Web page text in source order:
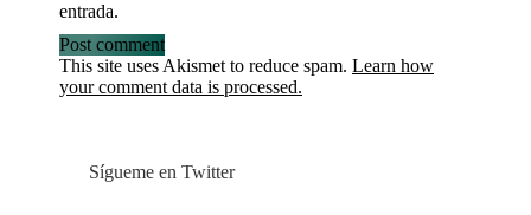
entrada.
Post comment
This site uses Akismet to reduce spam. Learn how
your comment data is processed.
Sígueme en Twitter